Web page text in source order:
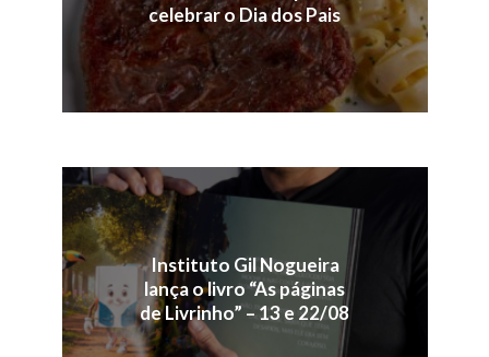
celebrar o Dia dos Pais
Instituto Gil Nogueira
lança o livro “As páginas
de Livrinho” – 13 e 22/08